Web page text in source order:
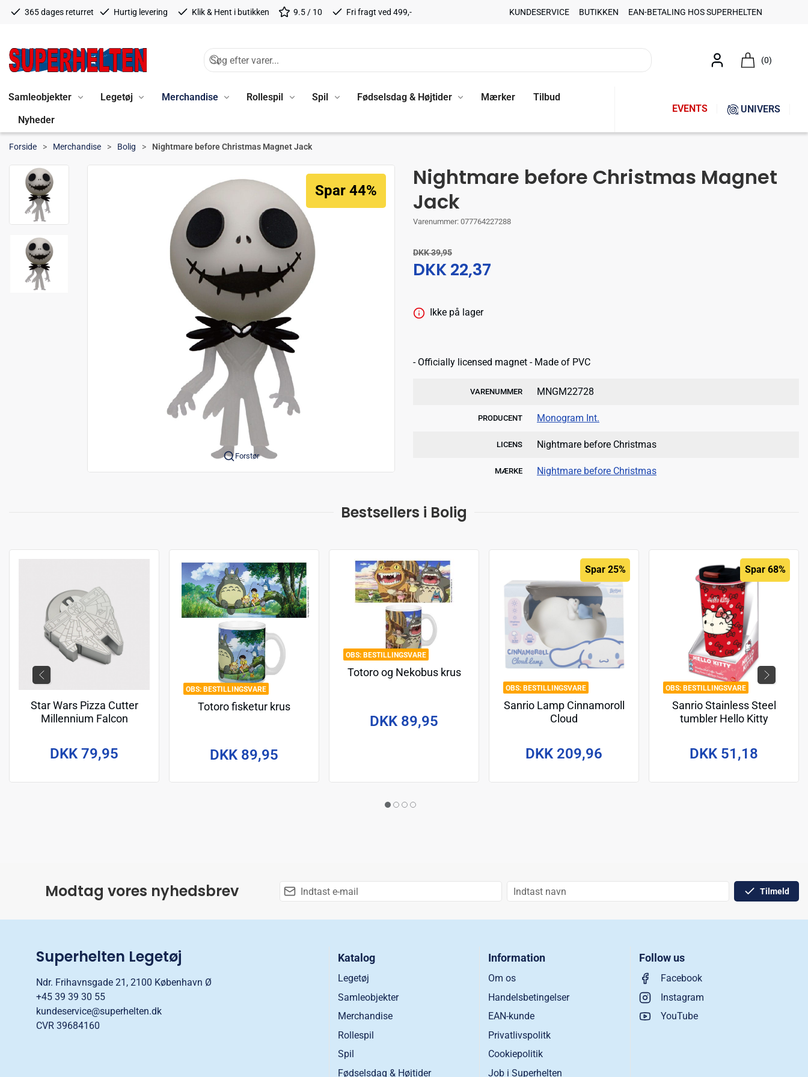
365 dages returret Hurtig levering Klik & Hent i butikken 9.5 / 10 Fri fragt ved 499,- KUNDESERVICE BUTIKKEN EAN-BETALING HOS SUPERHELTEN
(0)
Samleobjekter Legetøj Merchandise Rollespil Spil Fødselsdag & Højtider Mærker
Tilbud
Nyheder
EVENTS UNIVERS
Forside Merchandise Bolig Nightmare before Christmas Magnet Jack
Forstør
Spar 44%
Nightmare before Christmas Magnet
Jack
Varenummer: 077764227288
DKK 39,95
DKK 22,37
Ikke på lager
- Officially licensed magnet - Made of PVC
VARENUMMER MNGM22728
PRODUCENT Monogram Int.
LICENS Nightmare before Christmas
MÆRKE Nightmare before Christmas
Bestsellers i Bolig
Star Wars Pizza Cutter
Millennium Falcon
DKK 79,95
BESTILLINGSVARE
Totoro fisketur krus
DKK 89,95
BESTILLINGSVARE
Totoro og Nekobus krus
DKK 89,95
BESTILLINGSVARE
Spar 25%
Sanrio Lamp Cinnamoroll
Cloud
DKK 209,96
BESTILLINGSVARE
Spar 68%
Sanrio Stainless Steel
tumbler Hello Kitty
DKK 51,18
Modtag vores nyhedsbrev Tilmeld
Superhelten Legetøj
Ndr. Frihavnsgade 21, 2100 København Ø
+45 39 39 30 55
kundeservice@superhelten.dk
CVR 39684160
Katalog
Legetøj
Samleobjekter
Merchandise
Rollespil
Spil
Fødselsdag & Højtider
Information
Om os
Handelsbetingelser
EAN-kunde
Privatlivspolitk
Cookiepolitik
Job i Superhelten
Follow us
Facebook
Instagram
YouTube